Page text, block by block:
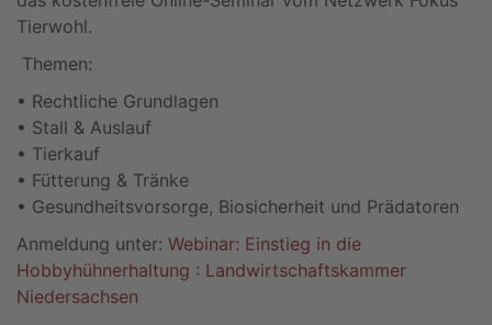
Tierwohl.
Themen:
• Rechtliche Grundlagen
• Stall & Auslauf
• Tierkauf
• Fütterung & Tränke
• Gesundheitsvorsorge, Biosicherheit und Prädatoren
Anmeldung unter: Webinar: Einstieg in die
Hobbyhühnerhaltung : Landwirtschaftskammer
Niedersachsen